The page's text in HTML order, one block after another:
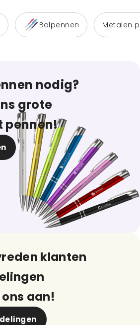
Balpennen Metalen
nodig?
grote
pennen!
klanten
aan!